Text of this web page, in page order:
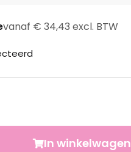
vanaf € 34,43 excl. BTW
In winkelwagen